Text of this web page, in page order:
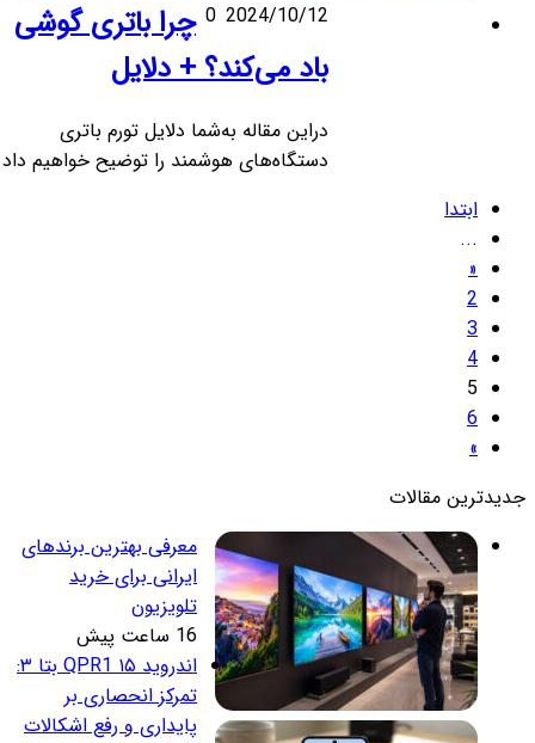
2024/10/12
0 چرا باتری گوشی
باد می‌کند؟ + دلایل
دراین مقاله به‌شما دلایل تورم باتری
دستگاه‌های هوشمند را توضیح خواهیم داد.
ابتدا
...
«
2
3
4
5
6
»
مقالات
معرفی بهترین برندهای
ایرانی برای خرید
تلویزیون
16 ساعت پیش
اندروید ۱۵ QPR1 بتا ۳:
تمرکز انحصاری بر
پایداری و رفع اشکالات